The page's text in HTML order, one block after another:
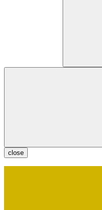
close